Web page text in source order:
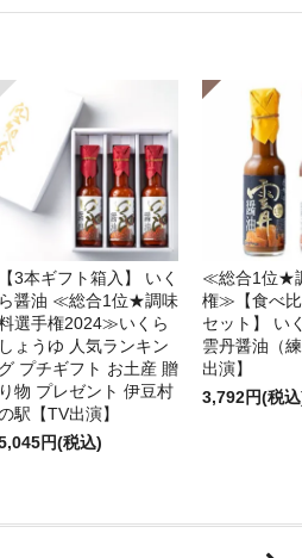
【3本ギフト箱入】 いく
ら醤油 ≪総合1位★調味
選手権2024≫いくら
しょうゆ 人気ランキン
グ プチギフト お土産 贈
り物 プレゼント 伊豆村
駅【TV出演】
円(税込)
≪総合1位★
権≫【食べ
セット】 い
雲丹醤油（
出演】
3,792円(税